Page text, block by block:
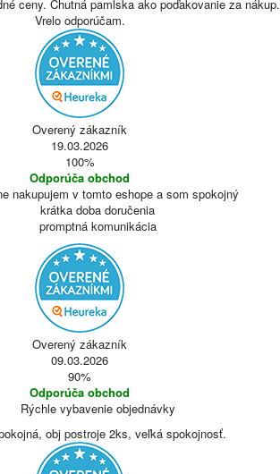
ceny. Chutná pamlska ako poďakovanie za nákup.
Vrelo odporúčam.
Overený zákazník
19.03.2026
100%
Odporúča obchod
nakupujem v tomto eshope a som spokojný
krátka doba doručenia
promptná komunikácia
Overený zákazník
09.03.2026
90%
Odporúča obchod
Rýchle vybavenie objednávky
obj postroje 2ks, veľká spokojnosť.